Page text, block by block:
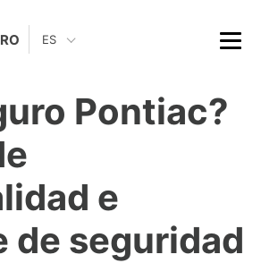
ES
Pontiac?
e
de seguridad